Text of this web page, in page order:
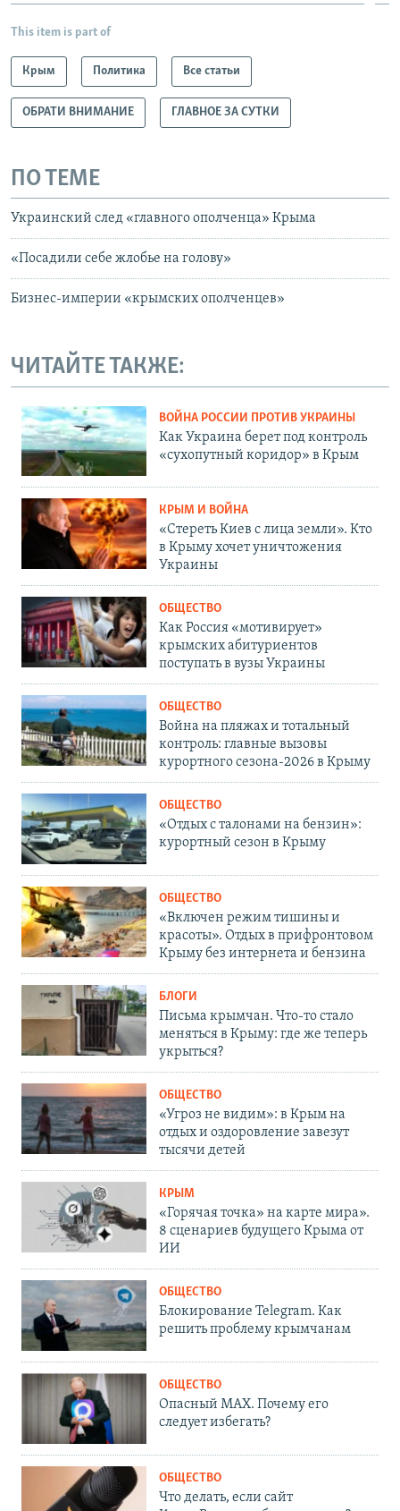
This item is part of
Крым Политика Все статьи
ОБРАТИ ВНИМАНИЕ ГЛАВНОЕ ЗА СУТКИ
ПО ТЕМЕ
Украинский след «главного ополченца» Крыма
«Посадили себе жлобье на голову»
Бизнес-империи «крымских ополченцев»
ЧИТАЙТЕ ТАКЖЕ:
ВОЙНА РОССИИ ПРОТИВ УКРАИНЫ
Как Украина берет под контроль
«сухопутный коридор» в Крым
КРЫМ И ВОЙНА
«Стереть Киев с лица земли». Кто
в Крыму хочет уничтожения
Украины
ОБЩЕСТВО
Как Россия «мотивирует»
крымских абитуриентов
поступать в вузы Украины
ОБЩЕСТВО
Война на пляжах и тотальный
контроль: главные вызовы
курортного сезона-2026 в Крыму
ОБЩЕСТВО
«Отдых с талонами на бензин»:
курортный сезон в Крыму
ОБЩЕСТВО
«Включен режим тишины и
красоты». Отдых в прифронтовом
Крыму без интернета и бензина
БЛОГИ
Письма крымчан. Что-то стало
меняться в Крыму: где же теперь
укрыться?
ОБЩЕСТВО
«Угроз не видим»: в Крым на
отдых и оздоровление завезут
тысячи детей
КРЫМ
«Горячая точка» на карте мира».
8 сценариев будущего Крыма от
ИИ
ОБЩЕСТВО
Блокирование Telegram. Как
решить проблему крымчанам
ОБЩЕСТВО
Опасный MAX. Почему его
следует избегать?
ОБЩЕСТВО
Что делать, если сайт